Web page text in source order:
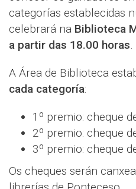
categorías establecidas
celebrará na Biblioteca
a partir das 18.00 horas.
A Área de Biblioteca
cada categoría:
1º premio: cheque
2º premio: cheque
3º premio: cheque
Os cheques serán